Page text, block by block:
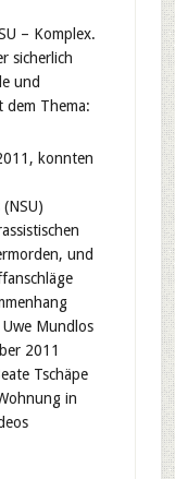
– Komplex.
sicherlich
und
dem Thema:
konnten
und
Mundlos
2011
Tschäpe
in